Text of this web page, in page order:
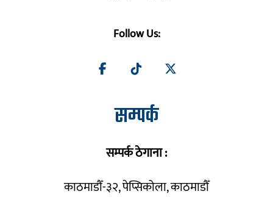
Follow Us:
सम्पर्क
सम्पर्क ठेगाना :
काठमाडौँ-३२, पेप्सिकोला, काठमाडौँ